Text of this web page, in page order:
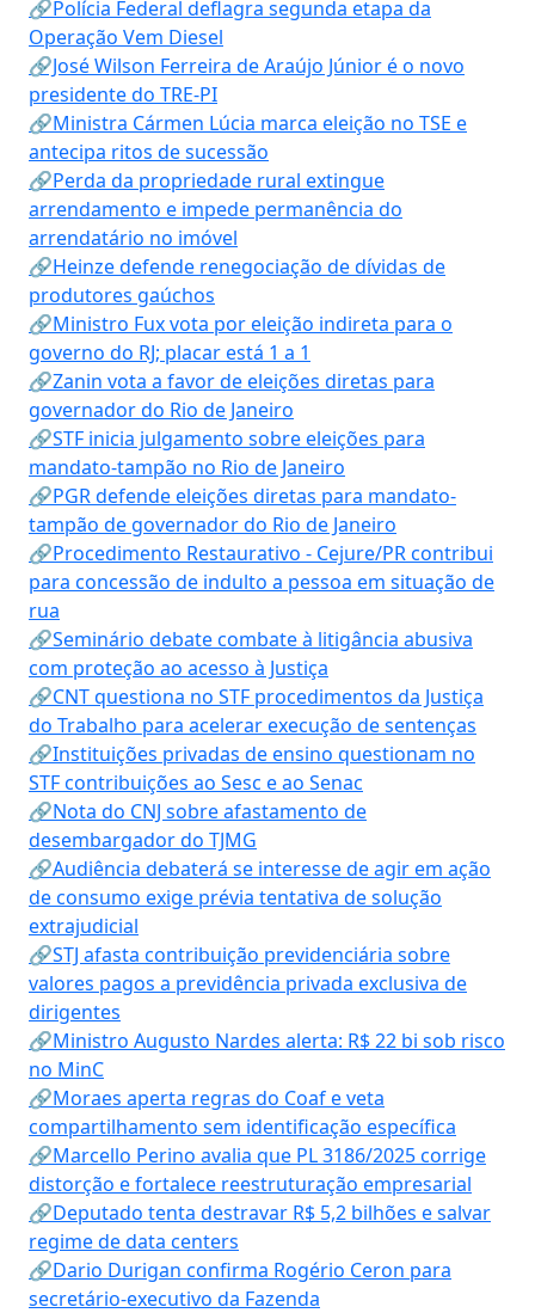
🔗Polícia Federal deflagra segunda etapa da
Operação Vem Diesel
🔗José Wilson Ferreira de Araújo Júnior é o novo
presidente do TRE-PI
🔗Ministra Cármen Lúcia marca eleição no TSE e
antecipa ritos de sucessão
🔗Perda da propriedade rural extingue
arrendamento e impede permanência do
arrendatário no imóvel
🔗Heinze defende renegociação de dívidas de
produtores gaúchos
🔗Ministro Fux vota por eleição indireta para o
governo do RJ; placar está 1 a 1
🔗Zanin vota a favor de eleições diretas para
governador do Rio de Janeiro
🔗STF inicia julgamento sobre eleições para
mandato-tampão no Rio de Janeiro
🔗PGR defende eleições diretas para mandato-
tampão de governador do Rio de Janeiro
🔗Procedimento Restaurativo - Cejure/PR contribui
para concessão de indulto a pessoa em situação de
rua
🔗Seminário debate combate à litigância abusiva
com proteção ao acesso à Justiça
🔗CNT questiona no STF procedimentos da Justiça
do Trabalho para acelerar execução de sentenças
🔗Instituições privadas de ensino questionam no
STF contribuições ao Sesc e ao Senac
🔗Nota do CNJ sobre afastamento de
desembargador do TJMG
🔗Audiência debaterá se interesse de agir em ação
de consumo exige prévia tentativa de solução
extrajudicial
🔗STJ afasta contribuição previdenciária sobre
valores pagos a previdência privada exclusiva de
dirigentes
🔗Ministro Augusto Nardes alerta: R$ 22 bi sob risco
no MinC
🔗Moraes aperta regras do Coaf e veta
compartilhamento sem identificação específica
🔗Marcello Perino avalia que PL 3186/2025 corrige
distorção e fortalece reestruturação empresarial
🔗Deputado tenta destravar R$ 5,2 bilhões e salvar
regime de data centers
🔗Dario Durigan confirma Rogério Ceron para
secretário-executivo da Fazenda